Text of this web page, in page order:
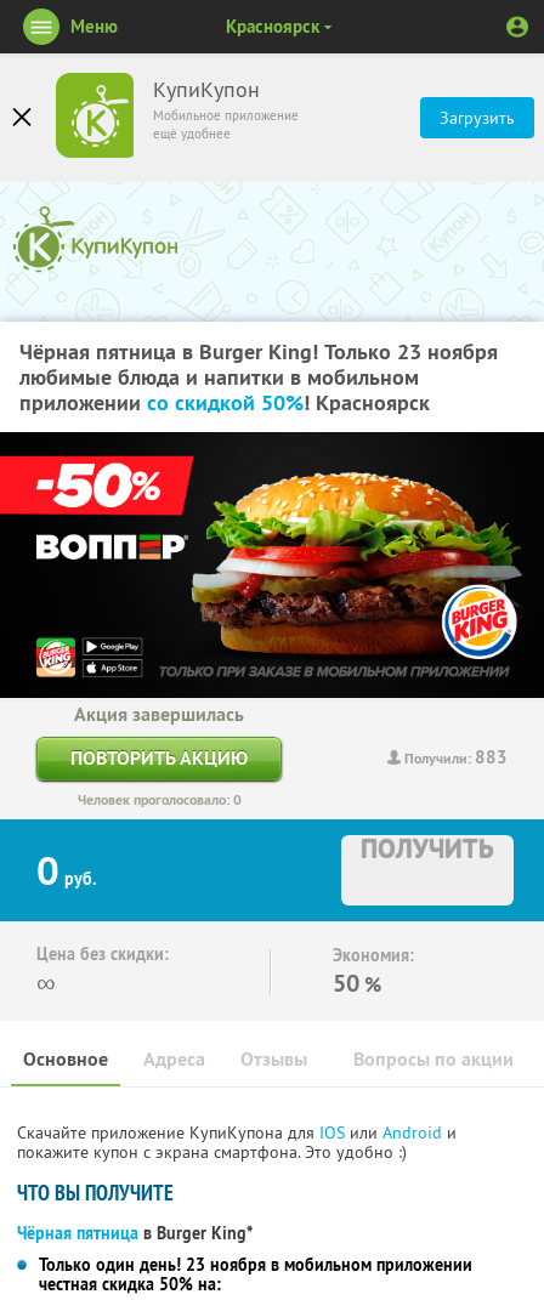
КупиКупон
Мобильное приложение
ещё удобнее
Загрузить
Меню Красноярск
Чёрная пятница в Burger King! Только 23 ноября
любимые блюда и напитки в мобильном
приложении со скидкой 50%! Красноярск
Получили: 883
Акция завершилась
ПОВТОРИТЬ АКЦИЮ
Человек проголосовало: 0
0 руб.
ПОЛУЧИТЬ
Цена без скидки:
∞
Экономия:
50 %
Основное Отзывы Вопросы по акции
Адреса
Скачайте приложение КупиКупона для IOS или Android и
покажите купон с экрана смартфона. Это удобно :)
ЧТО ВЫ ПОЛУЧИТЕ
Чёрная пятница в Burger King*
Только один день! 23 ноября в мобильном приложении
честная скидка 50% на: